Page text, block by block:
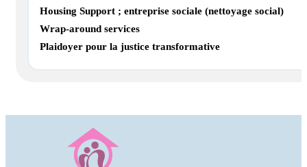
Housing Support ; entreprise sociale (nettoyage social)
Wrap‑around services
Plaidoyer pour la justice transformative